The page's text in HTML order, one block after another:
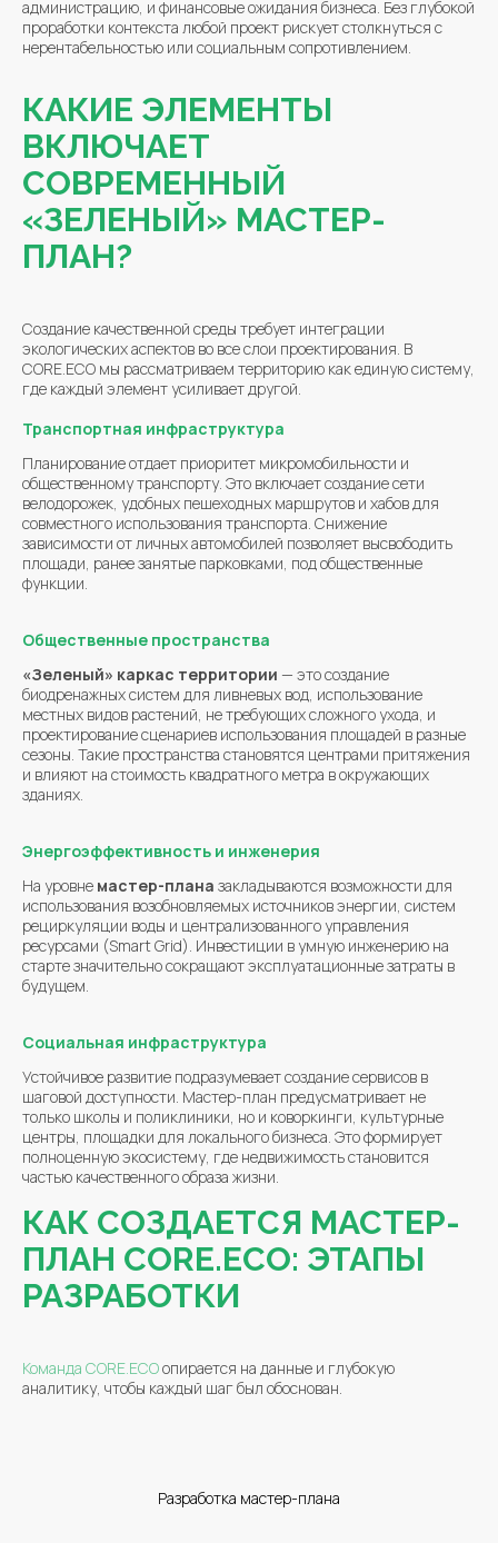
администрацию, и финансовые ожидания бизнеса. Без глубокой
проработки контекста любой проект рискует столкнуться с
нерентабельностью или социальным сопротивлением.
КАКИЕ ЭЛЕМЕНТЫ
ВКЛЮЧАЕТ
СОВРЕМЕННЫЙ
«ЗЕЛЕНЫЙ» МАСТЕР-
ПЛАН?
Создание качественной среды требует интеграции
экологических аспектов во все слои проектирования. В
CORE.ECO мы рассматриваем территорию как единую систему,
где каждый элемент усиливает другой.
Транспортная инфраструктура
Планирование отдает приоритет микромобильности и
общественному транспорту. Это включает создание сети
велодорожек, удобных пешеходных маршрутов и хабов для
совместного использования транспорта. Снижение
зависимости от личных автомобилей позволяет высвободить
площади, ранее занятые парковками, под общественные
функции.
Общественные пространства
«Зеленый» каркас территории — это создание
биодренажных систем для ливневых вод, использование
местных видов растений, не требующих сложного ухода, и
проектирование сценариев использования площадей в разные
сезоны. Такие пространства становятся центрами притяжения
и влияют на стоимость квадратного метра в окружающих
зданиях.
Энергоэффективность и инженерия
На уровне мастер-плана закладываются возможности для
использования возобновляемых источников энергии, систем
рециркуляции воды и централизованного управления
ресурсами (Smart Grid). Инвестиции в умную инженерию на
старте значительно сокращают эксплуатационные затраты в
будущем.
Социальная инфраструктура
Устойчивое развитие подразумевает создание сервисов в
шаговой доступности. Мастер-план предусматривает не
только школы и поликлиники, но и коворкинги, культурные
центры, площадки для локального бизнеса. Это формирует
полноценную экосистему, где недвижимость становится
частью качественного образа жизни.
КАК СОЗДАЕТСЯ МАСТЕР-
ПЛАН CORE.ECO: ЭТАПЫ
РАЗРАБОТКИ
Команда CORE.ECOопирается на данные и глубокую
аналитику, чтобы каждый шаг был обоснован.
Разработка мастер-плана